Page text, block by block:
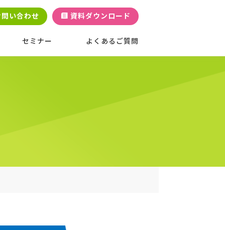
い合わせ 資料ダウンロード
セミナー よくあるご質問